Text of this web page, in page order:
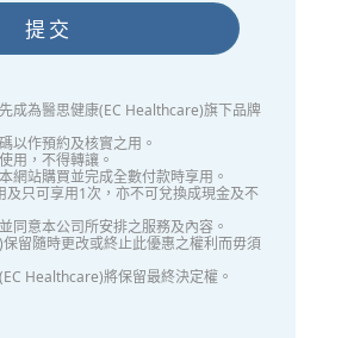
提交
成為醫思健康(EC Healthcare)旗下品牌
以作預約及核實之用。
用，不得轉讓。
網站購買並完成全數付款時享用。
及只可享用1次，亦不可兌換成現金及不
同意本公司所安排之服務及內容。
留隨時更改或終止此優惠之權利而毋須
Healthcare)將保留最終決定權。